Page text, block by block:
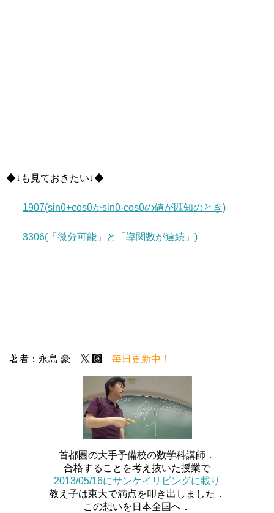
◆↓も見ておきたい↓◆
1907(sinθ+cosθかsinθ-cosθの値が既知のとき)
3306(「微分可能」と「導関数が連続」)
著者：永島 豪 毎日更新中！
首都圏の大手予備校の数学科講師．
合格することを考え抜いた授業で
2013/05/16にサンケイリビングに載り
教え子は東大で満点を叩き出しました．
この想いを日本全国へ．